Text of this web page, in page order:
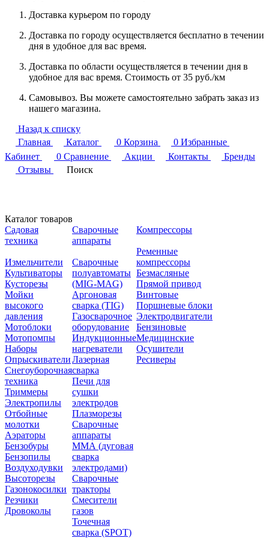
Доставка курьером по городу
Доставка по городу осуществляется бесплатно в течении
дня в удобное для вас время.
Доставка по области осуществляется в течении дня в
удобное для вас время. Стоимость от 35 руб./км
Самовывоз. Вы можете самостоятельно забрать заказ из
нашего магазина.
Назад к списку
Главная
Каталог 0 Корзина 0 Избранные
Кабинет
0 Сравнение Акции Контакты
Бренды
Отзывы
Поиск
Каталог товаров
Садовая
техника
Измельчители
Культиваторы
Кусторезы
Мойки
высокого
давления
Мотоблоки
Мотопомпы
Наборы
Опрыскиватели
Снегоуборочная
техника
Триммеры
Электропилы
Отбойные
молотки
Аэраторы
Бензобуры
Бензопилы
Воздуходувки
Высоторезы
Газонокосилки
Резчики
Дровоколы
Сварочные
аппараты
Сварочные
полуавтоматы
(MIG-MAG)
Аргоновая
сварка (TIG)
Газосварочное
оборудование
Индукционные
нагреватели
Лазерная
сварка
Печи для
сушки
электродов
Плазморезы
Сварочные
аппараты
ММА (дуговая
сварка
электродами)
Сварочные
тракторы
Смесители
газов
Точечная
сварка (SPOT)
Компрессоры
Ременные
компрессоры
Безмасляные
Прямой привод
Винтовые
Поршневые блоки
Электродвигатели
Бензиновые
Медицинские
Осушители
Ресиверы